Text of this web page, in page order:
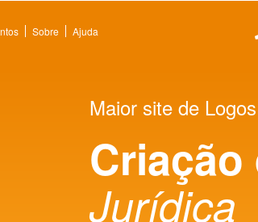
Sobre Ajuda
Maior site de
Criação
Jurídica